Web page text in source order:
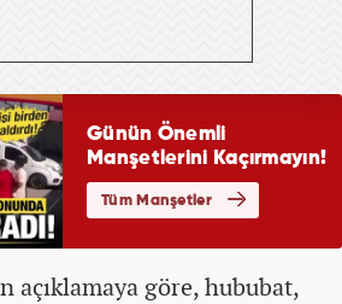
açıklamaya göre, hububat,